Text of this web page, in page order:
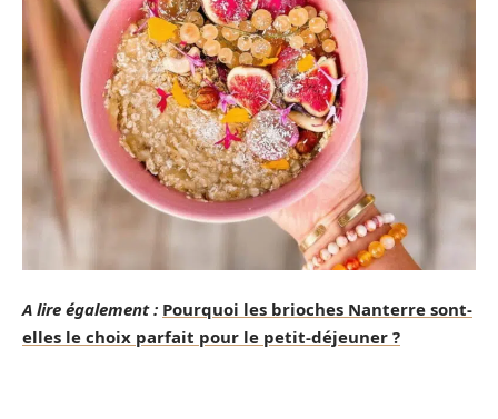
A lire également : Pourquoi les brioches Nanterre sont-
elles le choix parfait pour le petit-déjeuner ?